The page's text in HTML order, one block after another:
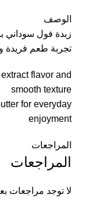
الوصف
زبدة فول سوداني
تجربة طعم فريدة
flavor and
smooth texture
for everyday
enjoyment
المراجعات
المراجعات
لا توجد مراجعات